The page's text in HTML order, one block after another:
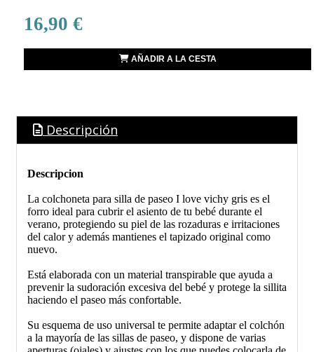
16,90 €
AÑADIR A LA CESTA
Descripción
Descripcion
La colchoneta para silla de paseo I love vichy gris es el
forro ideal para cubrir el asiento de tu bebé durante el
verano, protegiendo su piel de las rozaduras e irritaciones
del calor y además mantienes el tapizado original como
nuevo.
Está elaborada con un material transpirable que ayuda a
prevenir la sudoración excesiva del bebé y protege la sillita
haciendo el paseo más confortable.
Su esquema de uso universal te permite adaptar el colchón
a la mayoría de las sillas de paseo, y dispone de varias